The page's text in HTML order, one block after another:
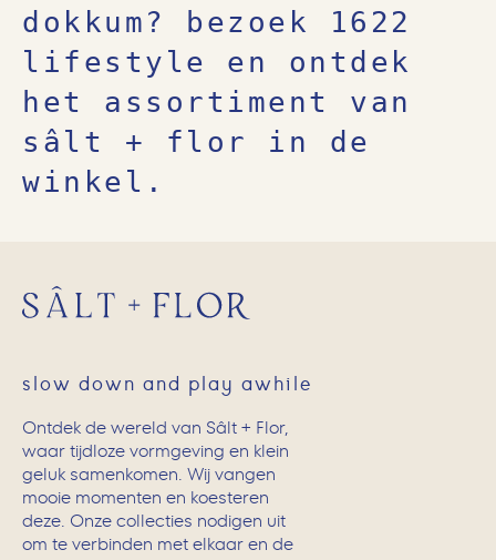
dokkum? bezoek 1622
lifestyle en ontdek
het assortiment van
sâlt + flor in de
winkel.
slow down and play awhile
Ontdek de wereld van Sâlt + Flor,
waar tijdloze vormgeving en klein
geluk samenkomen. Wij vangen
mooie momenten en koesteren
deze. Onze collecties nodigen uit
om te verbinden met elkaar en de